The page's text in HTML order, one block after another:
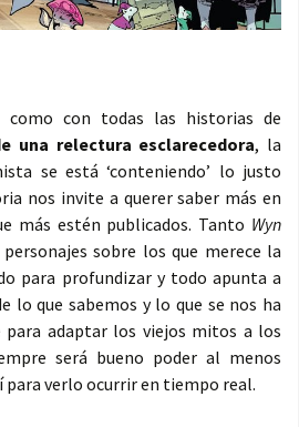
como con todas las historias de
una relectura esclarecedora, la
se está ‘conteniendo’ lo justo
nos invite a querer saber más en
más estén publicados. Tanto Wyn
sobre los que merece la
para profundizar y todo apunta a
lo que sabemos y lo que se nos ha
para adaptar los viejos mitos a los
será bueno poder al menos
para verlo ocurrir en tiempo real.